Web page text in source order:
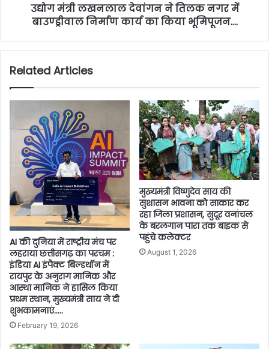
उद्योग मंत्री लखनलाल देवांगन ने तिलक नगर में
बाउण्ड्रीवाल निर्माण कार्य का किया भूमिपूजन….
Related Articles
AI की दुनिया में राष्ट्रीय मंच पर
लहराया छत्तीसगढ़ का परचम :
इंडिया AI इंपैक्ट बिल्डथॉन में
रायपुर के अनुराग मानिक और
आस्था मानिक ने हासिल किया
प्रथम स्थान, मुख्यमंत्री साय ने दी
शुभकामनाएं…..
February 19, 2026
मुख्यमंत्री विष्णुदेव साय की
सुशासन भावना को साकार कर
रहा जिला प्रशासन, सुदूर वनांचल
के बरलगान पारा तक बाइक से
पहुंचे कलेक्टर
August 1, 2026